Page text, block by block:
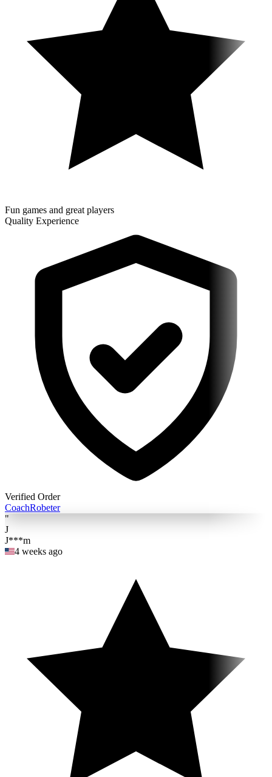
Fun games and great players
Quality Experience
Verified Order
CoachRobeter
"
J
J***m
4 weeks ago